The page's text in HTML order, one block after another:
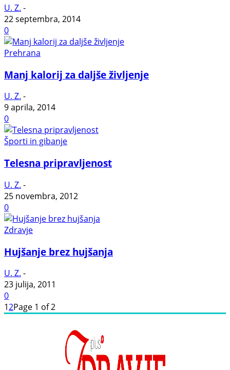
U. Z. -
22 septembra, 2014
0
Prehrana
Manj kalorij za daljše življenje
U. Z. -
9 aprila, 2014
0
Športi in gibanje
Telesna pripravljenost
U. Z. -
25 novembra, 2012
0
Zdravje
Hujšanje brez hujšanja
U. Z. -
23 julija, 2011
0
12Page 1 of 2